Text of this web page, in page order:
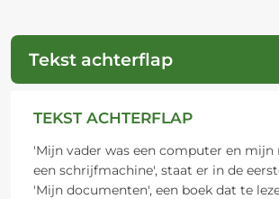
Tekst achterflap
TEKST ACHTERFLAP
'Mijn vader was een computer en mijn
een schrijfmachine', staat er in de
'Mijn documenten', een boek dat te